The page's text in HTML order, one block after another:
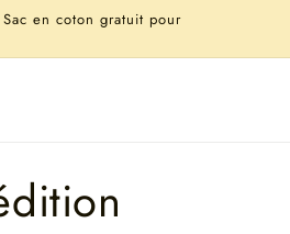
Sac en coton gratuit pour